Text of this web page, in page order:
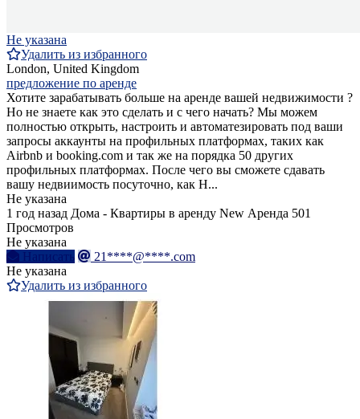
Не указана
Удалить из избранного
London, United Kingdom
предложение по аренде
Хотите зарабатывать больше на аренде вашей недвижимости ?
Но не знаете как это сделать и с чего начать? Мы можем
полностью открыть, настроить и автоматезировать под ваши
запросы аккаунты на профильных платформах, таких как
Airbnb и booking.com и так же на порядка 50 других
профильных платформах. После чего вы сможете сдавать
вашу недвиимость посуточно, как H...
Не указана
1 год назад Дома - Квартиры в аренду New Аренда 501
Просмотров
Не указана
Написать
21****@****.com
Не указана
Удалить из избранного